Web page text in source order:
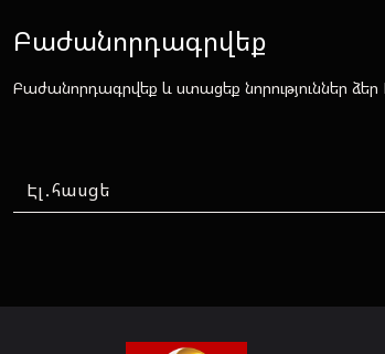
Բաժանորդագրվեք
Բաժանորդագրվեք և ստացեք նորություններ ձեր